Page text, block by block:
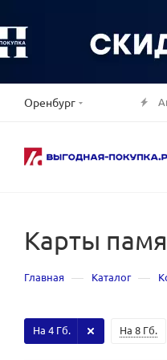
Оренбург
Карты
Главная — Каталог —
На 4 Гб. На 8 Гб.